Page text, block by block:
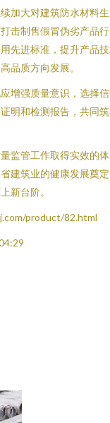
加大对建筑防水材料生
击制售假冒伪劣产品行
先进标准，提升产品
品质方向发展。
增强质量意识，选择
明和检测报告，共同
监管工作取得实效的体
建筑业的健康发展奠
新台阶。
product/82.html